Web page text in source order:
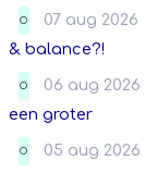
O 07 aug 2026
& balance?!
O 06 aug 2026
een groter
O 05 aug 2026